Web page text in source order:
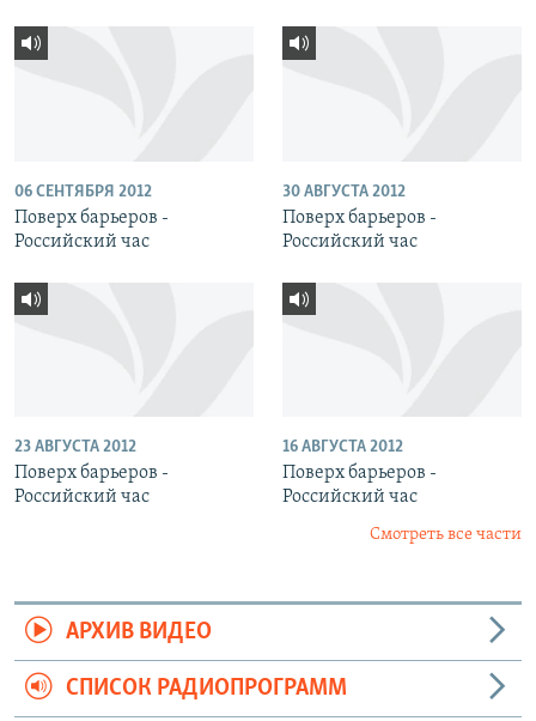
06 СЕНТЯБРЯ 2012
Поверх барьеров -
Российский час
30 АВГУСТА 2012
Поверх барьеров -
Российский час
23 АВГУСТА 2012
Поверх барьеров -
Российский час
16 АВГУСТА 2012
Поверх барьеров -
Российский час
Смотреть все части
АРХИВ ВИДЕО
СПИСОК РАДИОПРОГРАММ